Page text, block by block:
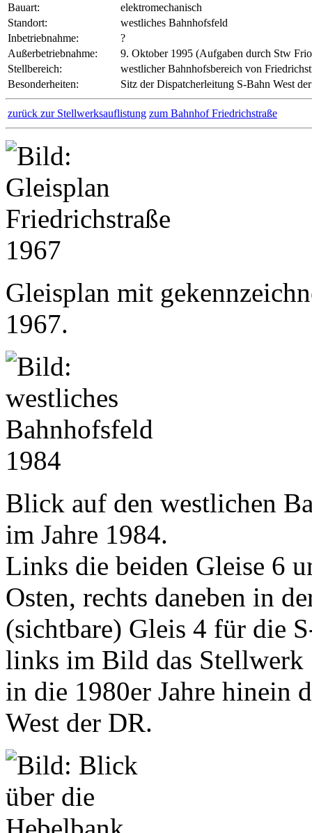
Bauart:
elektromechanisch
Standort:
westliches Bahnhofsfeld
Inbetriebnahme:
?
Außerbetriebnahme:
9. Oktober 1995 (Aufgaben durch Stw
Stellbereich:
westlicher Bahnhofsbereich von
Besonderheiten:
Sitz der Dispatcherleitung S-Bahn West
zurück zur Stellwerksauflistung zum Bahnhof Friedrichstraße
Gleisplan mit
1967.
Blick auf den westlichen
im Jahre 1984.
Links die beiden Gleise 6
Osten, rechts daneben in
(sichtbare) Gleis 4 für die
links im Bild das
in die 1980er Jahre hinein
West der DR.